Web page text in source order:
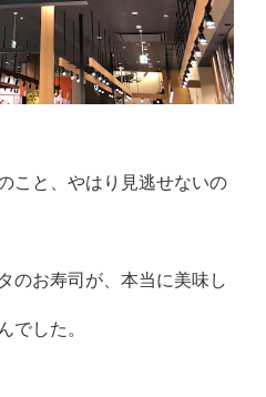
こと、やはり見逃せないの
のお寿司が、本当に美味し
でした。